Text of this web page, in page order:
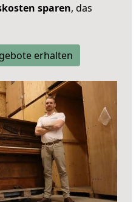
sparen, das
erhalten